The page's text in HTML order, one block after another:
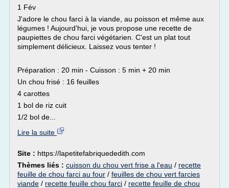
1 Fév
J'adore le chou farci à la viande, au poisson et même aux
légumes ! Aujourd'hui, je vous propose une recette de
paupiettes de chou farci végétarien. C'est un plat tout
simplement délicieux. Laissez vous tenter !
Préparation : 20 min - Cuisson : 5 min + 20 min
Un chou frisé : 16 feuilles
4 carottes
1 bol de riz cuit
1/2 bol de...
Lire la suite
Site : https://lapetitefabriquededith.com
Thèmes liés : cuisson du chou vert frise a l'eau / recette
feuille de chou farci au four / feuilles de chou vert farcies
viande / recette feuille chou farci / recette feuille de chou